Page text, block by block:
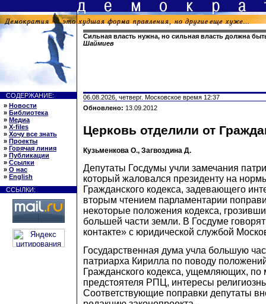
Сильная власть нужна, но сильная власть должна
Шаймиев
СОДЕРЖАНИЕ:
» Новости
» Библиотека
» Медиа
» X-files
» Хочу все знать
» Проекты
» Горячая линия
» Публикации
» Ссылки
» О нас
» English
ССЫЛКИ:
06.08.2026, четверг. Московское время 12:37
Обновлено: 13.09.2012
Церковь отделили от
Кузьменкова О., Загвоздина Д.
Депутаты Госдумы учли замечания
который жаловался президенту на
Гражданского кодекса, задевающего
вторым чтением парламентарии
некоторые положения кодекса,
большей части земли. В Госдуме
контакте» с юридической службой
Государственная дума учла большую
патриарха Кирилла по поводу
Гражданского кодекса, ущемляющих,
предстоятеля РПЦ, интересы
Соответствующие поправки депутаты